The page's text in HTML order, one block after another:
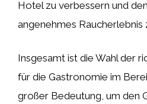
Hotel zu verbessern und
angenehmes Raucherlebnis
Insgesamt ist die Wahl der
für die Gastronomie im
großer Bedeutung, um den